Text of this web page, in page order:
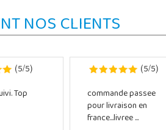
NOS CLIENTS
(5/5)
Top
(5/5)
commande passee
pour livraison en
france...livree ...